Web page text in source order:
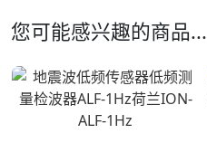
您可能感兴趣的商品...